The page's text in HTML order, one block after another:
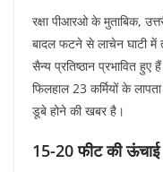
रक्षा पीआरओ के मुताबिक,
बादल फटने से लाचेन घाटी में
सैन्य प्रतिष्ठान प्रभावित
फिलहाल 23 कर्मियों के
डूबे होने की खबर है।
15-20 फीट की